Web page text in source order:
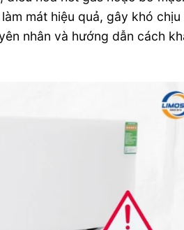
mát hiệu quả, gây khó chịu
nhân và hướng dẫn cách